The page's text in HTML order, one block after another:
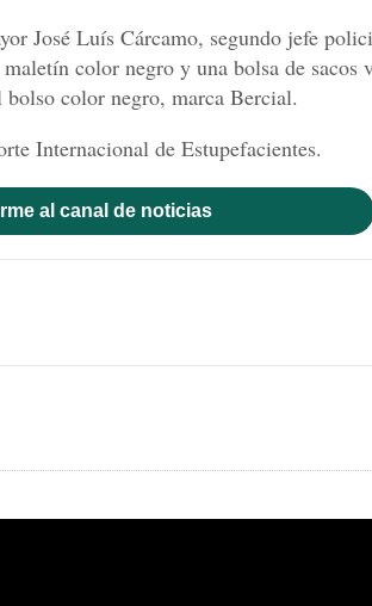
José Luís Cárcamo, segundo jefe
color negro y una bolsa de sacos
color negro, marca Bercial.
Internacional de Estupefacientes.
al canal de noticias